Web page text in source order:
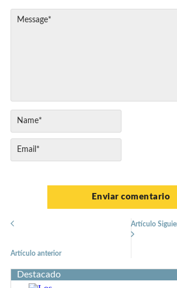
Artículo anterior
Artículo
Destacado